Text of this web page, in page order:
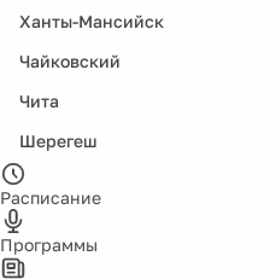
Ханты-Мансийск
Чайковский
Чита
Шерегеш
Расписание
Программы